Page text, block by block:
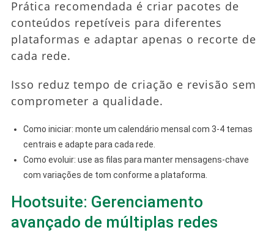
Prática recomendada é criar pacotes de
conteúdos repetíveis para diferentes
plataformas e adaptar apenas o recorte de
cada rede.
Isso reduz tempo de criação e revisão sem
comprometer a qualidade.
Como iniciar: monte um calendário mensal com 3-4 temas
centrais e adapte para cada rede.
Como evoluir: use as filas para manter mensagens-chave
com variações de tom conforme a plataforma.
Hootsuite: Gerenciamento
avançado de múltiplas redes